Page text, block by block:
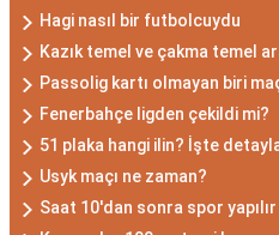
Hagi nasıl bir futbolcuydu
Kazık temel ve çakma temel
Passolig kartı olmayan biri
Fenerbahçe ligden çekildi mi?
51 plaka hangi ilin? İşte
Usyk maçı ne zaman?
Saat 10'dan sonra spor yapılır